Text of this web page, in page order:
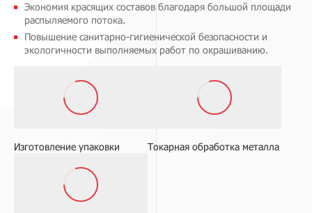
Экономия красящих составов благодаря большой площади
распыляемого потока.
Повышение санитарно-гигиенической безопасности и
экологичности выполняемых работ по окрашиванию.
Изготовление упаковки Токарная обработка металла